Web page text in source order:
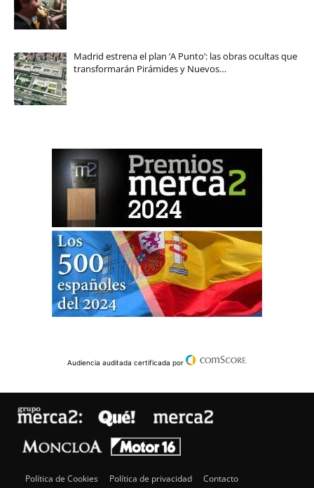
Madrid estrena el plan ‘A Punto’: las obras ocultas que
transformarán Pirámides y Nuevos…
Audiencia auditada certificada por
Política de Cookies Política de privacidad Contacto